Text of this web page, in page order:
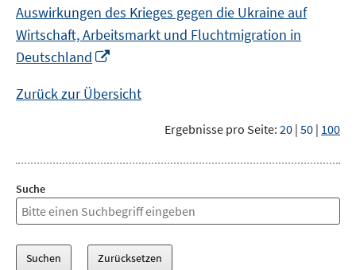
Auswirkungen des Krieges gegen die Ukraine auf
Wirtschaft, Arbeitsmarkt und Fluchtmigration in
Deutschland
Fenster
Zurück zur Übersicht
Ergebnisse pro Seite: 20 | 50 | 100
Suche